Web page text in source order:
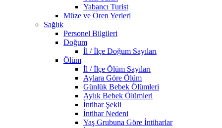
Yabancı Turist
Müze ve Ören Yerleri
Sağlık
Personel Bilgileri
Doğum
İl / İlçe Doğum Sayıları
Ölüm
İl / İlçe Ölüm Sayıları
Aylara Göre Ölüm
Günlük Bebek Ölümleri
Aylık Bebek Ölümleri
İntihar Şekli
İntihar Nedeni
Yaş Grubuna Göre İntiharlar